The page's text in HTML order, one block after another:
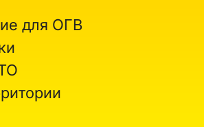
для ОГВ